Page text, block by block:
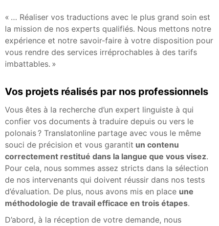
« … Réaliser vos traductions avec le plus grand soin est
la mission de nos experts qualifiés. Nous mettons notre
expérience et notre savoir-faire à votre disposition pour
vous rendre des services irréprochables à des tarifs
imbattables. »
Vos projets réalisés par nos professionnels
Vous êtes à la recherche d’un expert linguiste à qui
confier vos documents à traduire depuis ou vers le
polonais ? Translatonline partage avec vous le même
souci de précision et vous garantit un contenu
correctement restitué dans la langue que vous visez.
Pour cela, nous sommes assez stricts dans la sélection
de nos intervenants qui doivent réussir dans nos tests
d’évaluation. De plus, nous avons mis en place une
méthodologie de travail efficace en trois étapes.
D’abord, à la réception de votre demande, nous